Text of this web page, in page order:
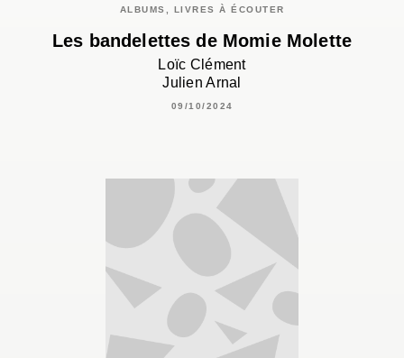
ALBUMS, LIVRES À ÉCOUTER
Les bandelettes de Momie Molette
Loïc Clément
Julien Arnal
09/10/2024